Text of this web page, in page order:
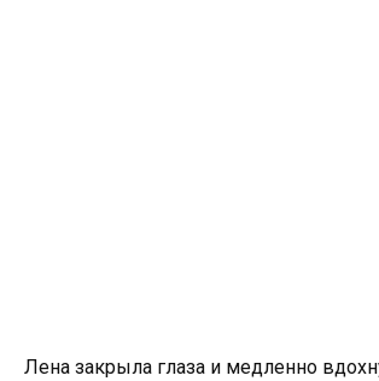
Лена закрыла глаза и медленно